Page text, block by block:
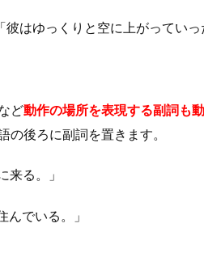
はゆっくりと空に上がっていっ
ど動作の場所を表現する副詞も
の後ろに副詞を置きます。
来る。」
んでいる。」